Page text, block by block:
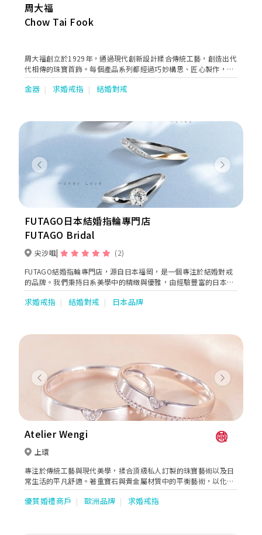
周大福
Chow Tai Fook
周大福創立於1929年，通過現代創新設計糅合傳統工藝，創造出代
代相傳的珠寶首飾。每個產品系列都經過巧妙構思、匠心製作，旨
在述說不同顧客的故事，慶祝他們生命中每個特別時刻，陪伴每一
代的顧客一同成長。
金器 求婚戒指 結婚對戒
Previous Next
FUTAGO日本結婚指輪專門店
FUTAGO Bridal
尖沙咀
(2)
FUTAGO結婚指輪專門店，源自日本福岡，是一個專注於結婚對戒
的品牌。我們秉持日系美學中的精緻與優雅，由經驗豐富的日本工
匠親手打造每一對專屬於戀人的婚戒。 在FUTAGO，每一枚戒指，
都是設計、工藝與品質三者完美融合的結晶。我們堅持採用內圓設
的極致執著與對真愛的敬意。 如有需要，可透過WeVow或
求婚戒指 結婚對戒 日本品牌
Previous Next
Atelier Wengi
上環
專注於傳統工藝與現代美學，揉合頂級私人訂製的珠寶藝術以及日
常生活的平凡舒適。著重寶石與貴金屬材質中的平衡藝術，以化繁
為簡的角度呈現珠寶的樣貌，用珠寶道出每一故事。
優質婚禮商戶 歐洲品牌 求婚戒指